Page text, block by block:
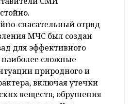
спасательный отряд
МЧС был создан
для эффективного
сложные
природного и
включая утечки
веществ, обрушения